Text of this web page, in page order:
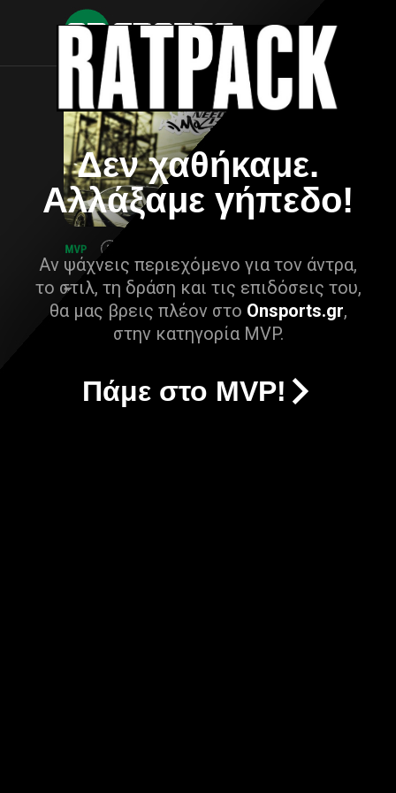
Δεν χαθήκαμε.
Αλλάξαμε γήπεδο!
Αν ψάχνεις περιεχόμενο για τον άντρα,
το στιλ, τη δράση και τις επιδόσεις του,
θα μας βρεις πλέον στο Onsports.gr,
στην κατηγορία MVP.
Πάμε στο MVP!